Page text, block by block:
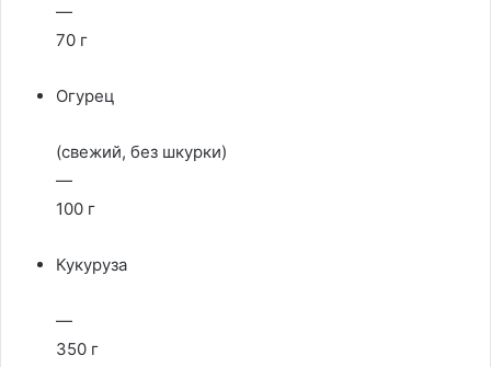
—
70 г
Огурец
(свежий, без шкурки)
—
100 г
Кукуруза
—
350 г